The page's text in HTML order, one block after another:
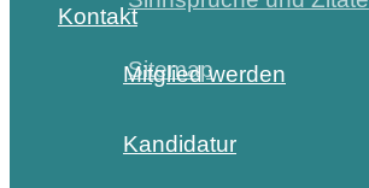
Sitemap
Kontakt
Mitglied werden
Kandidatur